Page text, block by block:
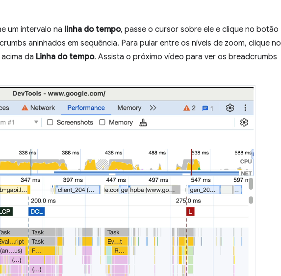
um intervalo na linha do tempo, passe o cursor sobre ele e clique no botão
aninhados em sequência. Para pular entre os níveis de zoom, clique no
da Linha do tempo. Assista o próximo vídeo para ver os breadcrumbs